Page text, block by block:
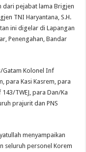
dari pejabat lama Brigjen
TNI Haryantana, S.H.
ini digelar di Lapangan
Penengahan, Bandar
Gatam Kolonel Inf
para Kasi Kasrem, para
TWEJ, para Dan/Ka
prajurit dan PNS
menyampaikan
seluruh personel Korem